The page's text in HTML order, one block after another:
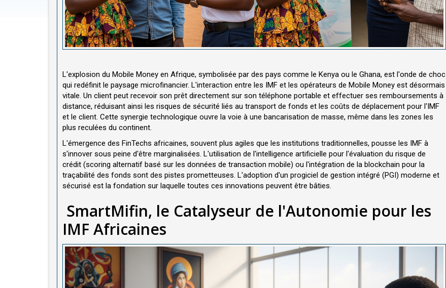
L'explosion du Mobile Money en Afrique, symbolisée par des pays comme le Kenya ou le Ghana, est l'onde de choc
qui redéfinit le paysage microfinancier. L'interaction entre les IMF et les opérateurs de Mobile Money est désormais
vitale. Un client peut recevoir son prêt directement sur son téléphone portable et effectuer ses remboursements à
distance, réduisant ainsi les risques de sécurité liés au transport de fonds et les coûts de déplacement pour l'IMF
et le client. Cette synergie technologique ouvre la voie à une bancarisation de masse, même dans les zones les
plus reculées du continent.
L'émergence des FinTechs africaines, souvent plus agiles que les institutions traditionnelles, pousse les IMF à
s'innover sous peine d'être marginalisées. L'utilisation de l'intelligence artificielle pour l'évaluation du risque de
crédit (scoring alternatif basé sur les données de transaction mobile) ou l'intégration de la blockchain pour la
traçabilité des fonds sont des pistes prometteuses. L'adoption d'un progiciel de gestion intégré (PGI) moderne et
sécurisé est la fondation sur laquelle toutes ces innovations peuvent être bâties.
SmartMifin, le Catalyseur de l'Autonomie pour les
IMF Africaines